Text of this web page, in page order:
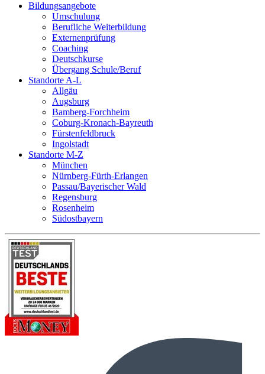
Bildungsangebote
Umschulung
Berufliche Weiterbildung
Externenprüfung
Coaching
Deutschkurse
Übergang Schule/Beruf
Standorte A-L
Allgäu
Augsburg
Bamberg-Forchheim
Coburg-Kronach-Bayreuth
Fürstenfeldbruck
Ingolstadt
Standorte M-Z
München
Nürnberg-Fürth-Erlangen
Passau/Bayerischer Wald
Regensburg
Rosenheim
Südostbayern